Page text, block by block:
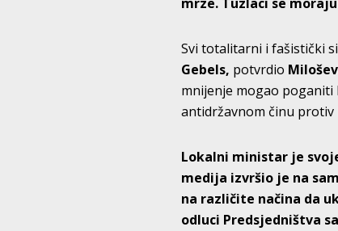
Svi totalitarni i fašistički
Gebels, potvrdio
mnijenje mogao poganiti
antidržavnom činu protiv
Lokalni ministar je
medija izvršio je na
na različite načina da
odluci Predsjedništva